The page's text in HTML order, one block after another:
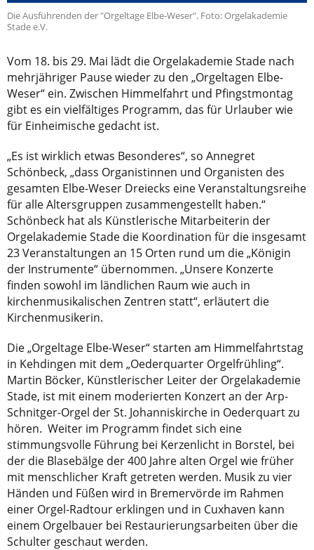
Die Ausführenden der "Orgeltage Elbe-Weser". Foto: Orgelakademie
Stade e.V.
Vom 18. bis 29. Mai lädt die Orgelakademie Stade nach
mehrjähriger Pause wieder zu den „Orgeltagen Elbe-
Weser“ ein. Zwischen Himmelfahrt und Pfingstmontag
gibt es ein vielfältiges Programm, das für Urlauber wie
für Einheimische gedacht ist.
„Es ist wirklich etwas Besonderes“, so Annegret
Schönbeck, „dass Organistinnen und Organisten des
gesamten Elbe-Weser Dreiecks eine Veranstaltungsreihe
für alle Altersgruppen zusammengestellt haben.“
Schönbeck hat als Künstlerische Mitarbeiterin der
Orgelakademie Stade die Koordination für die insgesamt
23 Veranstaltungen an 15 Orten rund um die „Königin
der Instrumente“ übernommen. „Unsere Konzerte
finden sowohl im ländlichen Raum wie auch in
kirchenmusikalischen Zentren statt“, erläutert die
Kirchenmusikerin.
Die „Orgeltage Elbe-Weser“ starten am Himmelfahrtstag
in Kehdingen mit dem „Oederquarter Orgelfrühling“.
Martin Böcker, Künstlerischer Leiter der Orgelakademie
Stade, ist mit einem moderierten Konzert an der Arp-
Schnitger-Orgel der St. Johanniskirche in Oederquart zu
hören. Weiter im Programm findet sich eine
stimmungsvolle Führung bei Kerzenlicht in Borstel, bei
der die Blasebälge der 400 Jahre alten Orgel wie früher
mit menschlicher Kraft getreten werden. Musik zu vier
Händen und Füßen wird in Bremervörde im Rahmen
einer Orgel-Radtour erklingen und in Cuxhaven kann
einem Orgelbauer bei Restaurierungsarbeiten über die
Schulter geschaut werden.